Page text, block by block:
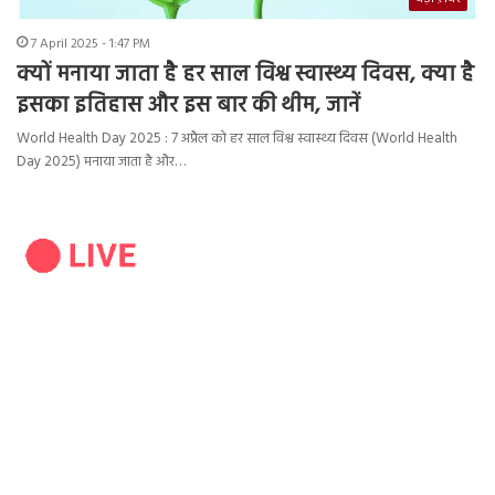
7 April 2025 - 1:47 PM
क्यों मनाया जाता है हर साल विश्व स्वास्थ्य दिवस, क्या है
इसका इतिहास और इस बार की थीम, जानें
World Health Day 2025 : 7 अप्रैल को हर साल विश्व स्वास्थ्य दिवस (World Health
Day 2025) मनाया जाता है और…